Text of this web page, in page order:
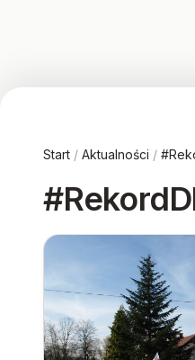
Start / Aktualności /